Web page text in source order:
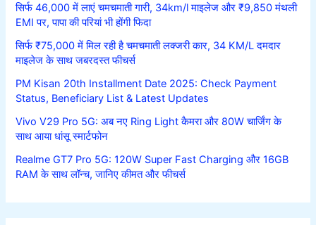
सिर्फ 46,000 में लाएं चमचमाती गारी, 34km/l माइलेज और ₹9,850 मंथली
EMI पर, पापा की परियां भी होंगी फिदा
सिर्फ ₹75,000 में मिल रही है चमचमाती लक्जरी कार, 34 KM/L दमदार
माइलेज के साथ जबरदस्त फीचर्स
PM Kisan 20th Installment Date 2025: Check Payment
Status, Beneficiary List & Latest Updates
Vivo V29 Pro 5G: अब नए Ring Light कैमरा और 80W चार्जिंग के
साथ आया धांसू स्मार्टफोन
Realme GT7 Pro 5G: 120W Super Fast Charging और 16GB
RAM के साथ लॉन्च, जानिए कीमत और फीचर्स